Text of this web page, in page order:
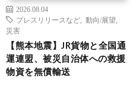
2026.08.04
プレスリリースなど
動向/展望
災害
【熊本地震】JR貨物と全国通
運連盟、被災自治体への救援
物資を無償輸送